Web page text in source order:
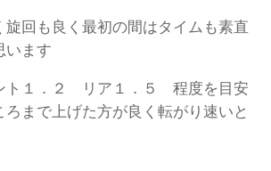
旋回も良く最初の間はタイムも素直
います
ト１．２ リア１．５ 程度を目安
まで上げた方が良く転がり速いと